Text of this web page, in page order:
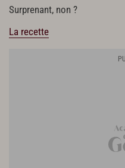
Surprenant, non ?
La recette